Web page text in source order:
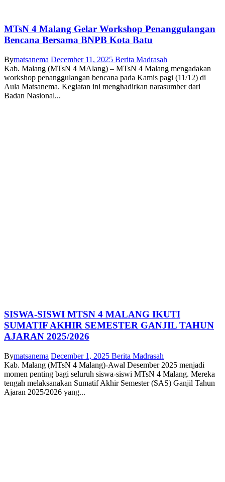
MTsN 4 Malang Gelar Workshop Penanggulangan
Bencana Bersama BNPB Kota Batu
Bymatsanema December 11, 2025 Berita Madrasah
Kab. Malang (MTsN 4 MAlang) – MTsN 4 Malang mengadakan
workshop penanggulangan bencana pada Kamis pagi (11/12) di
Aula Matsanema. Kegiatan ini menghadirkan narasumber dari
Badan Nasional...
SISWA-SISWI MTSN 4 MALANG IKUTI
SUMATIF AKHIR SEMESTER GANJIL TAHUN
AJARAN 2025/2026
Bymatsanema December 1, 2025 Berita Madrasah
Kab. Malang (MTsN 4 Malang)-Awal Desember 2025 menjadi
momen penting bagi seluruh siswa-siswi MTsN 4 Malang. Mereka
tengah melaksanakan Sumatif Akhir Semester (SAS) Ganjil Tahun
Ajaran 2025/2026 yang...